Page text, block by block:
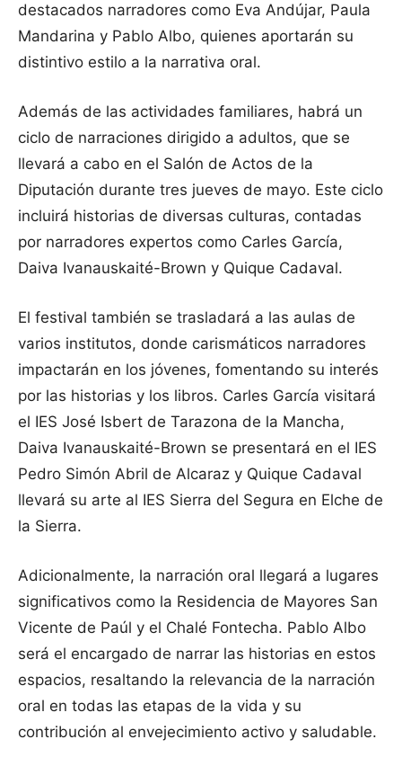
destacados narradores como Eva Andújar, Paula
Mandarina y Pablo Albo, quienes aportarán su
distintivo estilo a la narrativa oral.
Además de las actividades familiares, habrá un
ciclo de narraciones dirigido a adultos, que se
llevará a cabo en el Salón de Actos de la
Diputación durante tres jueves de mayo. Este ciclo
incluirá historias de diversas culturas, contadas
por narradores expertos como Carles García,
Daiva Ivanauskaité-Brown y Quique Cadaval.
El festival también se trasladará a las aulas de
varios institutos, donde carismáticos narradores
impactarán en los jóvenes, fomentando su interés
por las historias y los libros. Carles García visitará
el IES José Isbert de Tarazona de la Mancha,
Daiva Ivanauskaité-Brown se presentará en el IES
Pedro Simón Abril de Alcaraz y Quique Cadaval
llevará su arte al IES Sierra del Segura en Elche de
la Sierra.
Adicionalmente, la narración oral llegará a lugares
significativos como la Residencia de Mayores San
Vicente de Paúl y el Chalé Fontecha. Pablo Albo
será el encargado de narrar las historias en estos
espacios, resaltando la relevancia de la narración
oral en todas las etapas de la vida y su
contribución al envejecimiento activo y saludable.